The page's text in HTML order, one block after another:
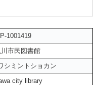
1001419
市民図書館
シミントショカン
city library